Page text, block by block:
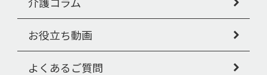
お役立ち動画
よくあるご質問